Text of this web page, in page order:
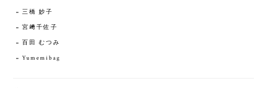
三橋 妙子
宮﨑千佐子
百田 むつみ
Yumemibag